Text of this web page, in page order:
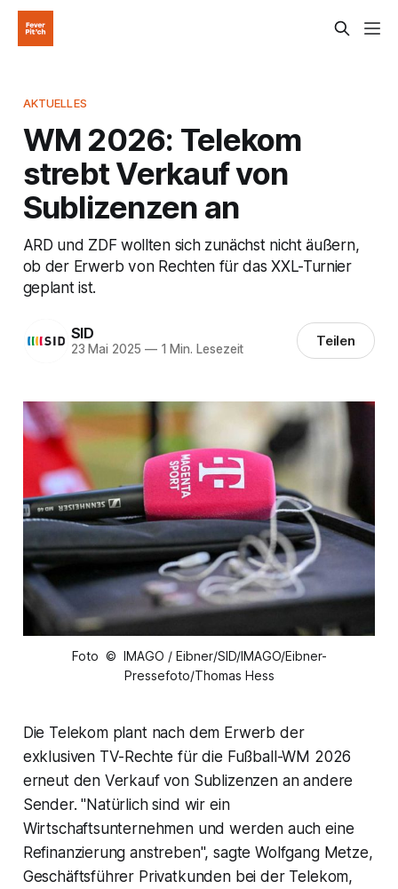
AKTUELLES
WM 2026: Telekom
strebt Verkauf von
Sublizenzen an
ARD und ZDF wollten sich zunächst nicht äußern,
ob der Erwerb von Rechten für das XXL-Turnier
geplant ist.
SID
23 Mai 2025 —1 Min. Lesezeit Teilen
Foto © IMAGO / Eibner/SID/IMAGO/Eibner-
Pressefoto/Thomas Hess
Die Telekom plant nach dem Erwerb der
exklusiven TV-Rechte für die Fußball-WM 2026
erneut den Verkauf von Sublizenzen an andere
Sender. "Natürlich sind wir ein
Wirtschaftsunternehmen und werden auch eine
Refinanzierung anstreben", sagte Wolfgang Metze,
Geschäftsführer Privatkunden bei der Telekom,